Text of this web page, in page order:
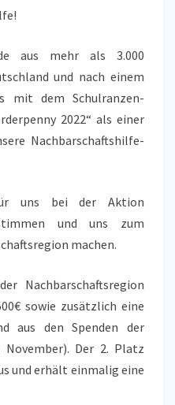
aus mehr als 3.000
und nach einem
mit dem Schulranzen-
2022“ als einer
Nachbarschaftshilfe-
uns bei der Aktion
und uns zum
machen.
Nachbarschaftsregion
sowie zusätzlich eine
aus den Spenden der
November). Der 2. Platz
und erhält einmalig eine